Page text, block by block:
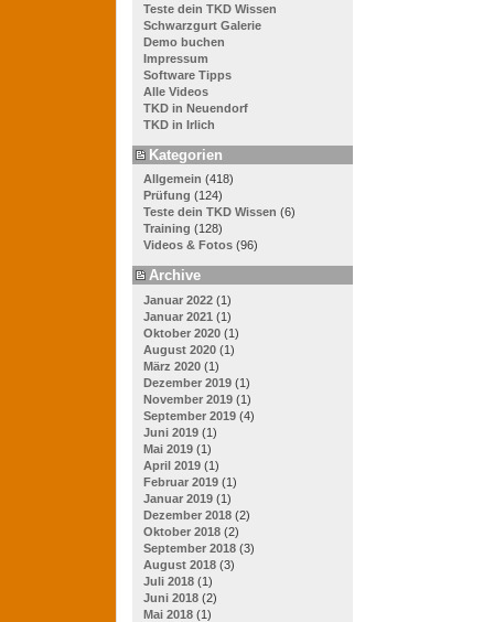
Teste dein TKD Wissen
Schwarzgurt Galerie
Demo buchen
Impressum
Software Tipps
Alle Videos
TKD in Neuendorf
TKD in Irlich
Kategorien
Allgemein (418)
Prüfung (124)
Teste dein TKD Wissen (6)
Training (128)
Videos & Fotos (96)
Archive
Januar 2022 (1)
Januar 2021 (1)
Oktober 2020 (1)
August 2020 (1)
März 2020 (1)
Dezember 2019 (1)
November 2019 (1)
September 2019 (4)
Juni 2019 (1)
Mai 2019 (1)
April 2019 (1)
Februar 2019 (1)
Januar 2019 (1)
Dezember 2018 (2)
Oktober 2018 (2)
September 2018 (3)
August 2018 (3)
Juli 2018 (1)
Juni 2018 (2)
Mai 2018 (1)